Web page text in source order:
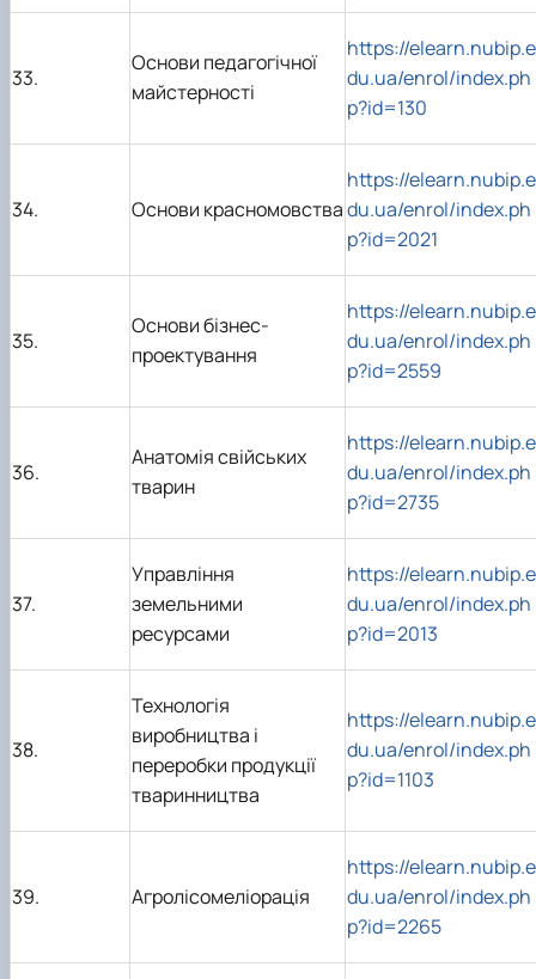
33.
Основи педагогічної
майстерності
https://elearn.nubip.e
du.ua/enrol/index.ph
p?id=130
34. Основи красномовства
https://elearn.nubip.e
du.ua/enrol/index.ph
p?id=2021
35.
Основи бізнес-
проектування
https://elearn.nubip.e
du.ua/enrol/index.ph
p?id=2559
36.
Анатомія свійських
тварин
https://elearn.nubip.e
du.ua/enrol/index.ph
p?id=2735
37.
Управління
земельними
ресурсами
https://elearn.nubip.e
du.ua/enrol/index.ph
p?id=2013
38.
Технологія
виробництва і
переробки продукції
тваринництва
https://elearn.nubip.e
du.ua/enrol/index.ph
p?id=1103
39. Агролісомеліорація
https://elearn.nubip.e
du.ua/enrol/index.ph
p?id=2265